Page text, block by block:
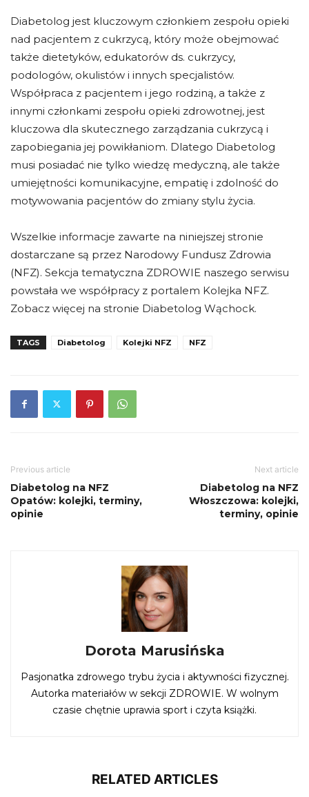
Diabetolog jest kluczowym członkiem zespołu opieki
nad pacjentem z cukrzycą, który może obejmować
także dietetyków, edukatorów ds. cukrzycy,
podologów, okulistów i innych specjalistów.
Współpraca z pacjentem i jego rodziną, a także z
innymi członkami zespołu opieki zdrowotnej, jest
kluczowa dla skutecznego zarządzania cukrzycą i
zapobiegania jej powikłaniom. Dlatego Diabetolog
musi posiadać nie tylko wiedzę medyczną, ale także
umiejętności komunikacyjne, empatię i zdolność do
motywowania pacjentów do zmiany stylu życia.
Wszelkie informacje zawarte na niniejszej stronie
dostarczane są przez Narodowy Fundusz Zdrowia
(NFZ). Sekcja tematyczna ZDROWIE naszego serwisu
powstała we współpracy z portalem Kolejka NFZ.
Zobacz więcej na stronie Diabetolog Wąchock.
TAGS Diabetolog Kolejki NFZ NFZ
Previous article
Diabetolog na NFZ
Opatów: kolejki, terminy,
opinie
Next article
Diabetolog na NFZ
Włoszczowa: kolejki,
terminy, opinie
Dorota Marusińska
Pasjonatka zdrowego trybu życia i aktywności fizycznej.
Autorka materiałów w sekcji ZDROWIE. W wolnym
czasie chętnie uprawia sport i czyta książki.
RELATED ARTICLES